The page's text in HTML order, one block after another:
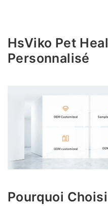
HsViko Pet
Personnalisé
Pourquoi